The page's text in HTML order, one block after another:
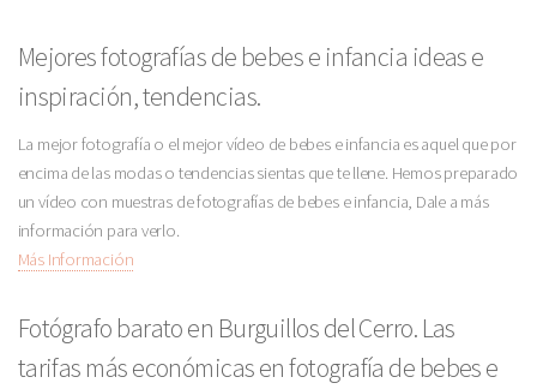
Mejores fotografías de bebes e infancia ideas e
inspiración, tendencias.
La mejor fotografía o el mejor vídeo de bebes e infancia es aquel que por
encima de las modas o tendencias sientas que te llene. Hemos preparado
un vídeo con muestras de fotografías de bebes e infancia, Dale a más
información para verlo.
Más Información
Fotógrafo barato en Burguillos del Cerro. Las
tarifas más económicas en fotografía de bebes e